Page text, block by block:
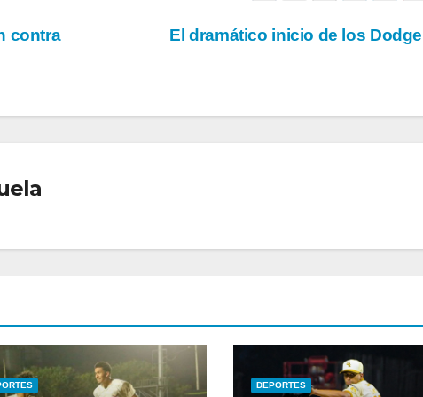
El dramático inicio de los
contra
DEPORTES